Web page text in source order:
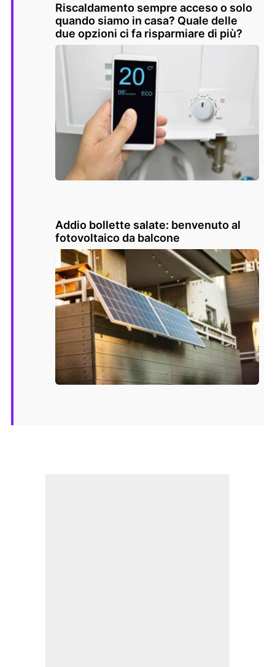
Riscaldamento sempre acceso o solo
quando siamo in casa? Quale delle
due opzioni ci fa risparmiare di più?
Addio bollette salate: benvenuto al
fotovoltaico da balcone